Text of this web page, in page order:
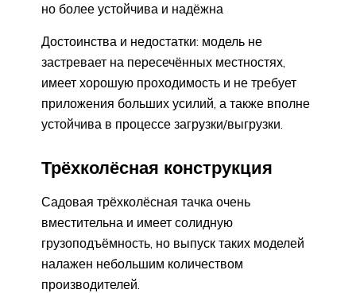
но более устойчива и надёжна
Достоинства и недостатки: модель не
застревает на пересечённых местностях,
имеет хорошую проходимость и не требует
приложения больших усилий, а также вполне
устойчива в процессе загрузки/выгрузки.
Трёхколёсная конструкция
Садовая трёхколёсная тачка очень
вместительна и имеет солидную
грузоподъёмность, но выпуск таких моделей
налажен небольшим количеством
производителей.